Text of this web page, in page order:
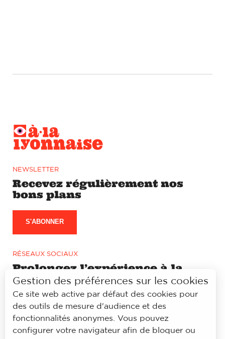
NEWSLETTER
Recevez régulièrement nos
bons plans
S'ABONNER
RÉSEAUX SOCIAUX
Prolongez l’expérience à la
lyonnaise sur notre page
Facebook et Instagram
Gestion des préférences sur les cookies
Ce site web active par défaut des cookies pour
des outils de mesure d'audience et des
fonctionnalités anonymes. Vous pouvez
configurer votre navigateur afin de bloquer ou